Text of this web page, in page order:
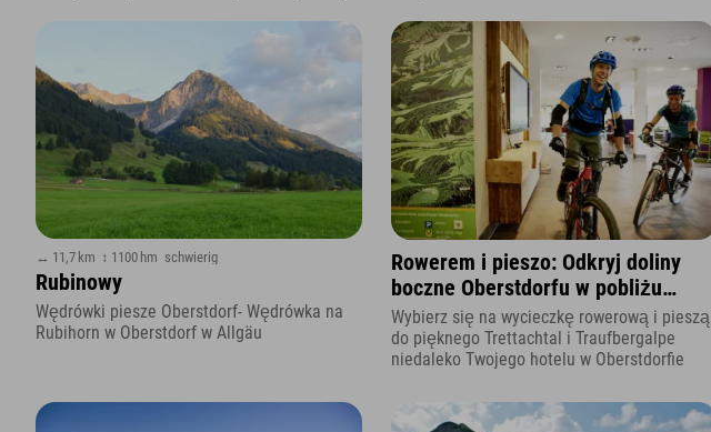
↔ 11,7 km ↕ 1100 hm schwierig
Rubinowy
Wędrówki piesze Oberstdorf- Wędrówka na
Rubihorn w Oberstdorf w Allgäu
Rowerem i pieszo: Odkryj doliny
boczne Oberstdorfu w pobliżu
hotelu Explorer
Wybierz się na wycieczkę rowerową i pieszą
do pięknego Trettachtal i Traufbergalpe
niedaleko Twojego hotelu w Oberstdorfie